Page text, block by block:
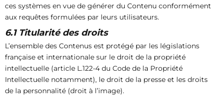
ces systèmes en vue de générer du Contenu conformément
aux requêtes formulées par leurs utilisateurs.
6.1 Titularité des droits
L’ensemble des Contenus est protégé par les législations
française et internationale sur le droit de la propriété
intellectuelle (article L.122-4 du Code de la Propriété
Intellectuelle notamment), le droit de la presse et les droits
de la personnalité (droit à l’image).